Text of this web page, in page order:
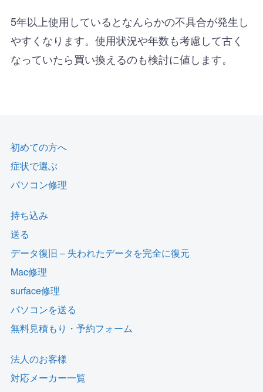
5年以上使用しているとなんらかの不具合が発生し
やすくなります。使用状況や年数も考慮して古く
なっていたら買い換えるのも検討に値します。
初めての方へ
症状で選ぶ
パソコン修理
持ち込み
送る
データ復旧 – 失われたデータを完全に復元
Mac修理
surface修理
パソコンを送る
無料見積もり・予約フォーム
法人のお客様
対応メーカー一覧